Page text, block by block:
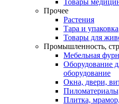
Товары
Прочее
Растения
Тара и упаковка
Товары для
Промышленность,
Мебельная
Оборудование
оборудование
Окна, двери,
Плитка,